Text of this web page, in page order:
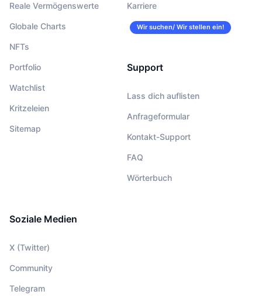
Reale Vermögenswerte
Globale Charts
NFTs
Portfolio
Watchlist
Kritzeleien
Sitemap
Karriere
Wir suchen/ Wir stellen ein!
Support
Lass dich auflisten
Anfrageformular
Kontakt-Support
FAQ
Wörterbuch
Soziale Medien
X (Twitter)
Community
Telegram